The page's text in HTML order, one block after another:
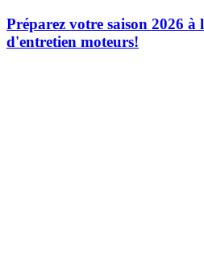
Préparez votre saison 2026 à
d'entretien moteurs!